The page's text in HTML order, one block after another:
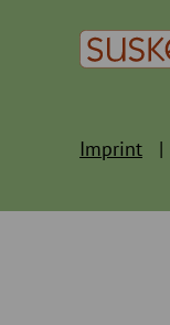
Imprint